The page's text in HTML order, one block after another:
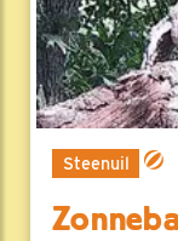
Steenuil